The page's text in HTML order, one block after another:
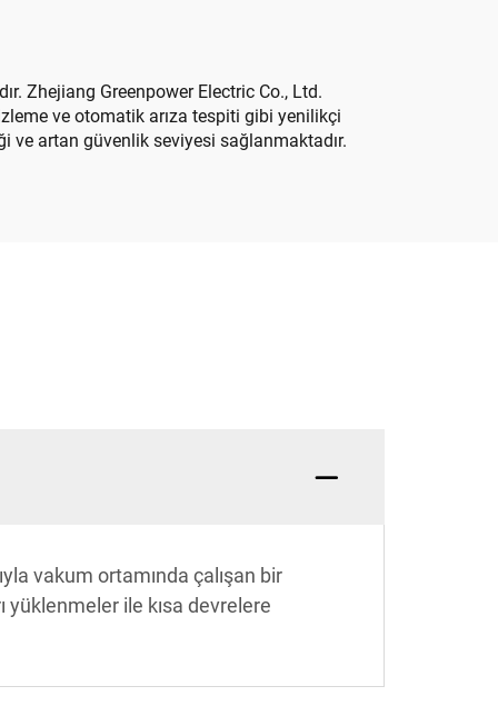
Zhejiang Greenpower Electric Co., Ltd.
ve otomatik arıza tespiti gibi yenilikçi
ve artan güvenlik seviyesi sağlanmaktadır.
vakum ortamında çalışan bir
yüklenmeler ile kısa devrelere